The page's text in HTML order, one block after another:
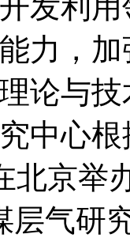
力，
论与
中心
北京举
层气研